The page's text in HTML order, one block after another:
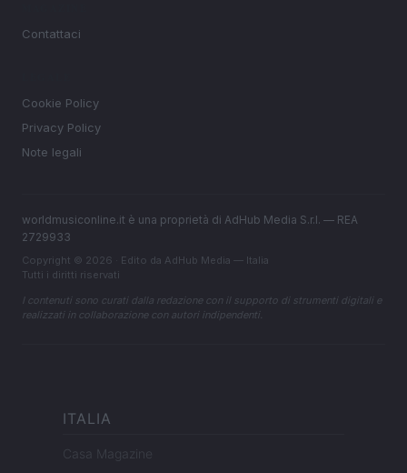
Contattaci
Cookie Policy
Privacy Policy
Note legali
worldmusiconline.it è una proprietà di AdHub Media S.r.l. — REA
2729933
Copyright © 2026 · Edito da AdHub Media — Italia
Tutti i diritti riservati
I contenuti sono curati dalla redazione con il supporto di strumenti digitali e
realizzati in collaborazione con autori indipendenti.
ITALIA
Casa Magazine